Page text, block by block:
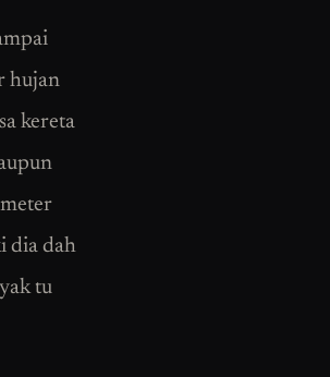
hujan
kereta
dia dah
tu